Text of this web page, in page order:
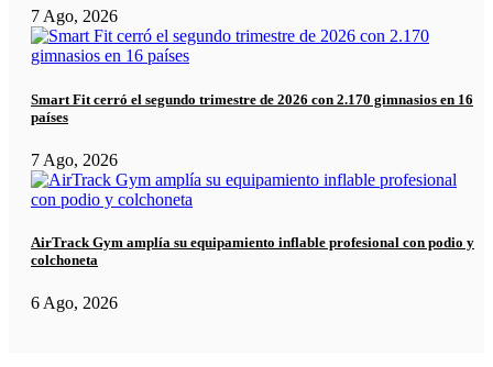
7 Ago, 2026
Smart Fit cerró el segundo trimestre de 2026 con 2.170 gimnasios en 16
países
7 Ago, 2026
AirTrack Gym amplía su equipamiento inflable profesional con podio y
colchoneta
6 Ago, 2026